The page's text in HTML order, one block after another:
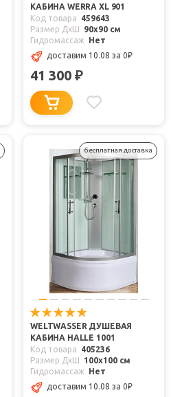
КАБИНА WERRA XL 901
Код товара
459643
Размер ДхШ
90x90 см
Гидромассаж
Нет
доставим 10.08 за 0₽
41 300 ₽
бесплатная доставка
WELTWASSER ДУШЕВАЯ
КАБИНА HALLE 1001
Код товара
405236
Размер ДхШ
100x100 см
Гидромассаж
Нет
доставим 10.08 за 0₽